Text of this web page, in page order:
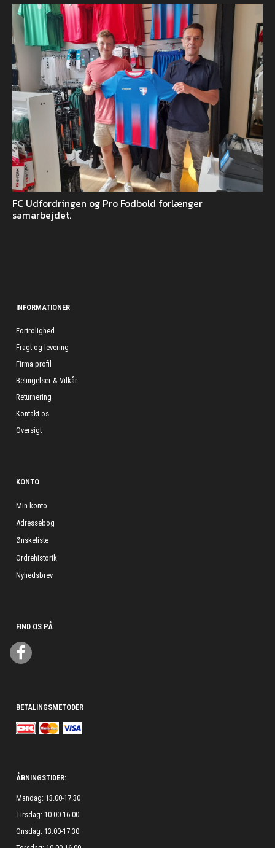
FC Udfordringen og Pro Fodbold forlænger
samarbejdet.
INFORMATIONER
Fortrolighed
Fragt og levering
Firma profil
Betingelser & Vilkår
Returnering
Kontakt os
Oversigt
KONTO
Min konto
Adressebog
Ønskeliste
Ordrehistorik
Nyhedsbrev
FIND OS PÅ
BETALINGSMETODER
ÅBNINGSTIDER:
Mandag: 13.00-17.30
Tirsdag: 10.00-16.00
Onsdag: 13.00-17.30